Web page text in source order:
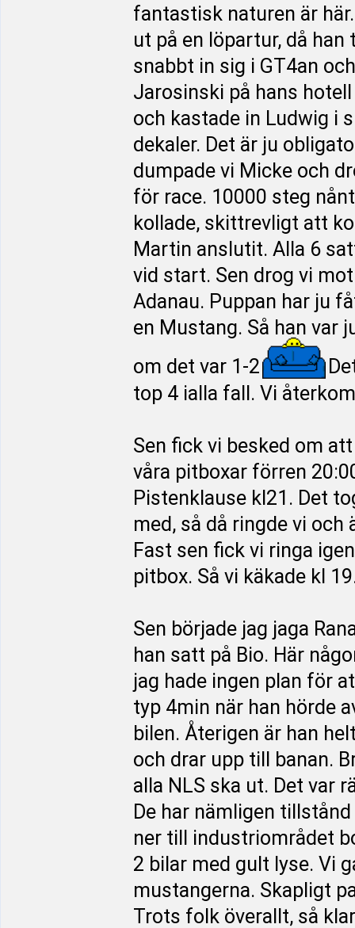
fantastisk naturen är
ut på en löpartur, då
snabbt in sig i GT4an
Jarosinski på hans
och kastade in Ludwig i
dekaler. Det är ju
dumpade vi Micke och
för race. 10000 steg
kollade, skittrevligt att
Martin anslutit. Alla 6
vid start. Sen drog vi
Adanau. Puppan har ju
en Mustang. Så han var
om det var 1-2
top 4 ialla fall. Vi
Sen fick vi besked om
våra pitboxar förren
Pistenklause kl21. Det
med, så då ringde vi och
Fast sen fick vi ringa
pitbox. Så vi käkade kl
Sen började jag jaga
han satt på Bio. Här
jag hade ingen plan för
typ 4min när han hörde
bilen. Återigen är han
och drar upp till banan.
alla NLS ska ut. Det var
De har nämligen
ner till industriområdet
2 bilar med gult lyse. Vi
mustangerna. Skapligt
Trots folk överallt, så